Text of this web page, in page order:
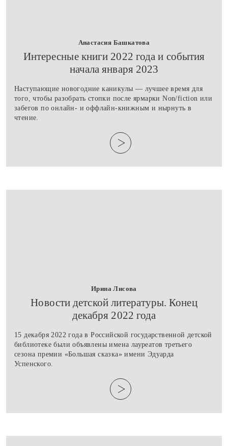
Анастасия Башкатова
​Интересные книги 2022 года и события
начала января 2023
Наступающие новогодние каникулы — лучшее время для
того, чтобы разобрать стопки после ярмарки Non/fiction или
забегов по онлайн- и оффлайн-книжным и нырнуть в
чтение.
Ирина Лисова
​Новости детской литературы. Конец
декабря 2022 года
15 декабря 2022 года в Российской государственной детской
библиотеке были объявлены имена лауреатов третьего
сезона премии «Большая сказка» имени Эдуарда
Успенского.